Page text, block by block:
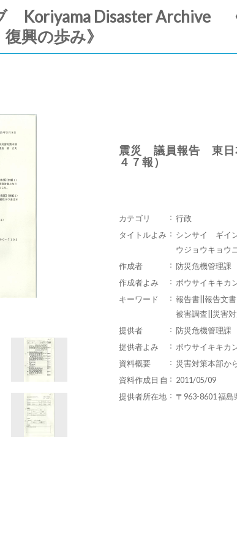
Koriyama Disaster Archive
興の歩み》
震災 議員報告 東日
４７報）
カテゴリ
行政
タイトルよみ
シンサイ ギイ
ウジョウキョウ
作成者
防災危機管理課
作成者よみ
ボウサイキキカ
キーワード
報告書||報告文
被害調査||災害
提供者
防災危機管理課
提供者よみ
ボウサイキキカ
資料概要
災害対策本部か
資料作成日 自
2011/05/09
提供者所在地
〒963-8601 福